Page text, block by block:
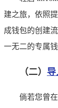
建之旅，依照
成钱包的创建
一无二的专属
（二） 导
倘若您曾